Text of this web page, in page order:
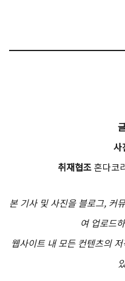
사
취재협조혼다코
본 기사 및 사진을 블로그, 커
여 업로드
웹사이트 내 모든 컨텐츠의